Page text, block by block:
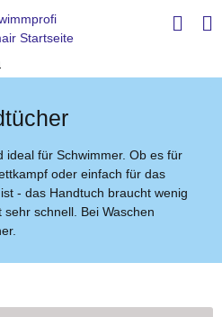
ideal für Schwimmer. Ob es für
oder einfach für das
- das Handtuch braucht wenig
schnell. Bei Waschen